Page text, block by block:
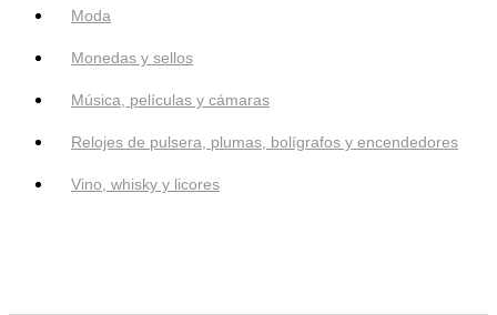
Moda
Monedas y sellos
Música, películas y cámaras
Relojes de pulsera, plumas, bolígrafos y encendedores
Vino, whisky y licores